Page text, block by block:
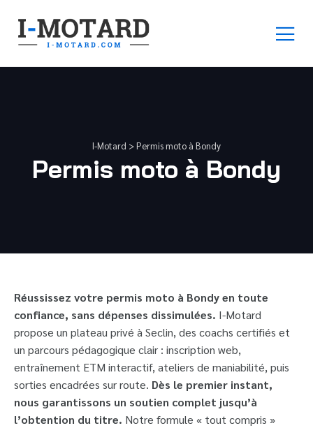
I-Motard >Permis moto à Bondy
Permis moto à Bondy
Réussissez votre permis moto à Bondy en toute
confiance, sans dépenses dissimulées. I-Motard
propose un plateau privé à Seclin, des coachs certifiés et
un parcours pédagogique clair : inscription web,
entraînement ETM interactif, ateliers de maniabilité, puis
sorties encadrées sur route. Dès le premier instant,
nous garantissons un soutien complet jusqu’à
l’obtention du titre. Notre formule « tout compris »